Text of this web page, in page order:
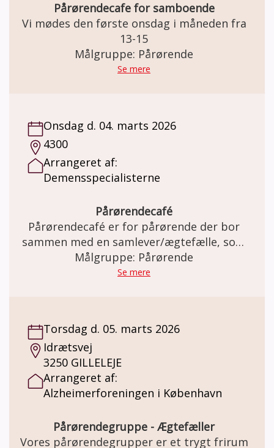
Pårørendecafe for samboende
Vi mødes den første onsdag i måneden fra
13-15
Målgruppe: Pårørende
Se mere
Onsdag d. 04. marts 2026
4300
Arrangeret af:
Demensspecialisterne
Pårørendecafé
Pårørendecafé er for pårørende der bor
sammen med en samlever/ægtefælle, som
har en demenssygdom eller nedsat
hukommelse. I Caféen er der mulighed for at
Målgruppe: Pårørende
Se mere
Torsdag d. 05. marts 2026
Idrætsvej
3250 GILLELEJE
Arrangeret af:
Alzheimerforeningen i København
Pårørendegruppe - Ægtefæller
Vores pårørendegrupper er et trygt frirum